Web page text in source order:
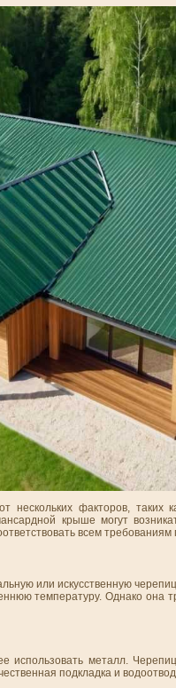
факторов, таких
крыше могут
всем требованиям
или искусственную
температуру. Однако она
использовать металл.
подкладка и водоотвод.